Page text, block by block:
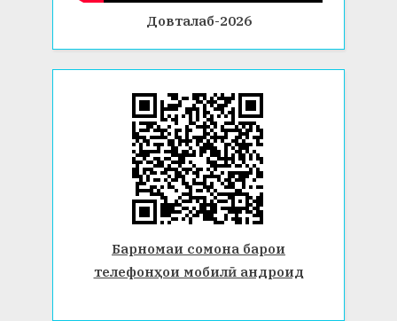
Довталаб-2026
Барномаи сомона барои
телефонҳои мобилӣ андроид